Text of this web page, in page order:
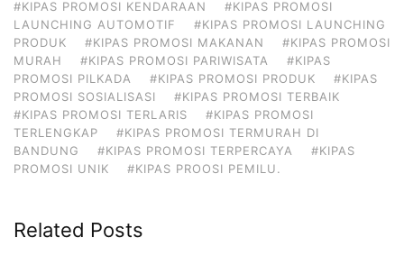
#KIPAS PROMOSI KENDARAAN
#KIPAS PROMOSI
LAUNCHING AUTOMOTIF
#KIPAS PROMOSI LAUNCHING
PRODUK
#KIPAS PROMOSI MAKANAN
#KIPAS PROMOSI
MURAH
#KIPAS PROMOSI PARIWISATA
#KIPAS
PROMOSI PILKADA
#KIPAS PROMOSI PRODUK
#KIPAS
PROMOSI SOSIALISASI
#KIPAS PROMOSI TERBAIK
#KIPAS PROMOSI TERLARIS
#KIPAS PROMOSI
TERLENGKAP
#KIPAS PROMOSI TERMURAH DI
BANDUNG
#KIPAS PROMOSI TERPERCAYA
#KIPAS
PROMOSI UNIK
#KIPAS PROOSI PEMILU.
Related Posts